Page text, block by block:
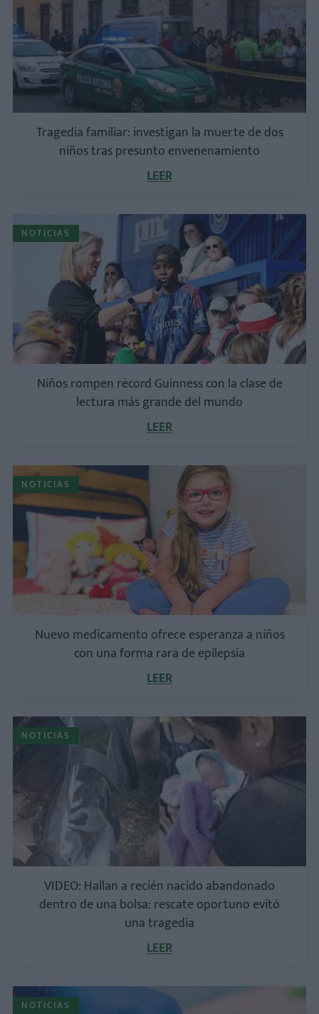
Tragedia familiar: investigan la muerte de dos
niños tras presunto envenenamiento
LEER
NOTICIAS
Niños rompen récord Guinness con la clase de
lectura más grande del mundo
LEER
NOTICIAS
Nuevo medicamento ofrece esperanza a niños
con una forma rara de epilepsia
LEER
NOTICIAS
VIDEO: Hallan a recién nacido abandonado
dentro de una bolsa: rescate oportuno evitó
una tragedia
LEER
NOTICIAS